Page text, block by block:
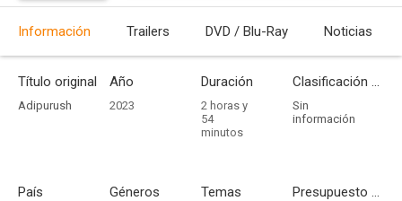
Estrenada
Información Trailers DVD / Blu-Ray Noticias
Título original
Adipurush
Año
2023
Duración
2 horas y
54
minutos
Clasificación por edades
Sin
información
País Géneros Temas Presupuesto - Ingresos